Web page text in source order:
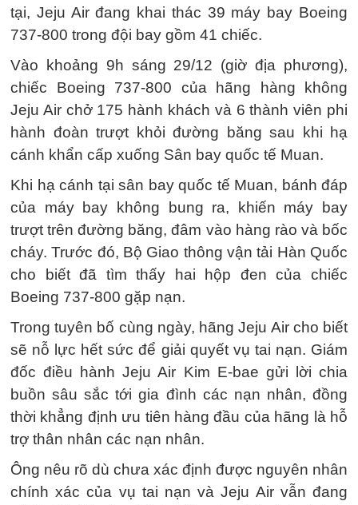
tại, Jeju Air đang khai thác 39 máy bay Boeing
737-800 trong đội bay gồm 41 chiếc.
Vào khoảng 9h sáng 29/12 (giờ địa phương),
chiếc Boeing 737-800 của hãng hàng không
Jeju Air chở 175 hành khách và 6 thành viên phi
hành đoàn trượt khỏi đường băng sau khi hạ
cánh khẩn cấp xuống Sân bay quốc tế Muan.
Khi hạ cánh tại sân bay quốc tế Muan, bánh đáp
của máy bay không bung ra, khiến máy bay
trượt trên đường băng, đâm vào hàng rào và bốc
cháy. Trước đó, Bộ Giao thông vận tải Hàn Quốc
cho biết đã tìm thấy hai hộp đen của chiếc
Boeing 737-800 gặp nạn.
Trong tuyên bố cùng ngày, hãng Jeju Air cho biết
sẽ nỗ lực hết sức để giải quyết vụ tai nạn. Giám
đốc điều hành Jeju Air Kim E-bae gửi lời chia
buồn sâu sắc tới gia đình các nạn nhân, đồng
thời khẳng định ưu tiên hàng đầu của hãng là hỗ
trợ thân nhân các nạn nhân.
Ông nêu rõ dù chưa xác định được nguyên nhân
chính xác của vụ tai nạn và Jeju Air vẫn đang